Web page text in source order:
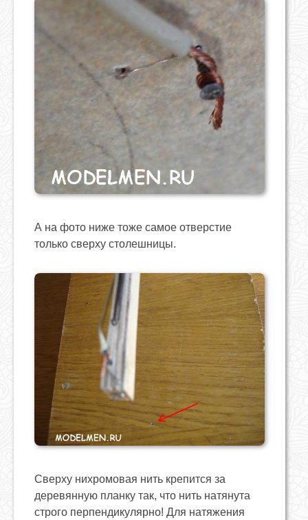
А на фото ниже тоже самое отверстие
только сверху столешницы.
Сверху нихромовая нить крепится за
деревянную планку так, что нить натянута
строго перпендикулярно! Для натяжения